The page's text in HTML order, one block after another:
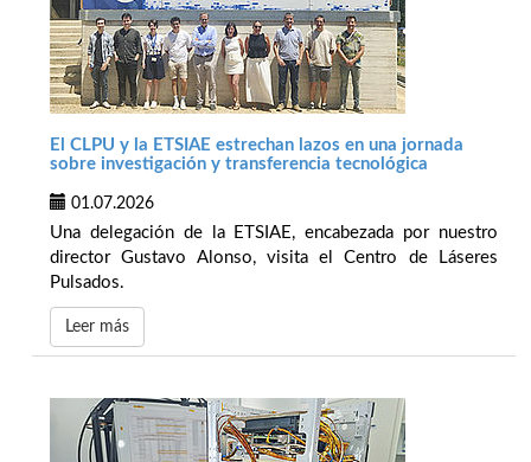
El CLPU y la ETSIAE estrechan lazos en una jornada
sobre investigación y transferencia tecnológica
01.07.2026
Una delegación de la ETSIAE, encabezada por nuestro
director Gustavo Alonso, visita el Centro de Láseres
Pulsados.
Leer más